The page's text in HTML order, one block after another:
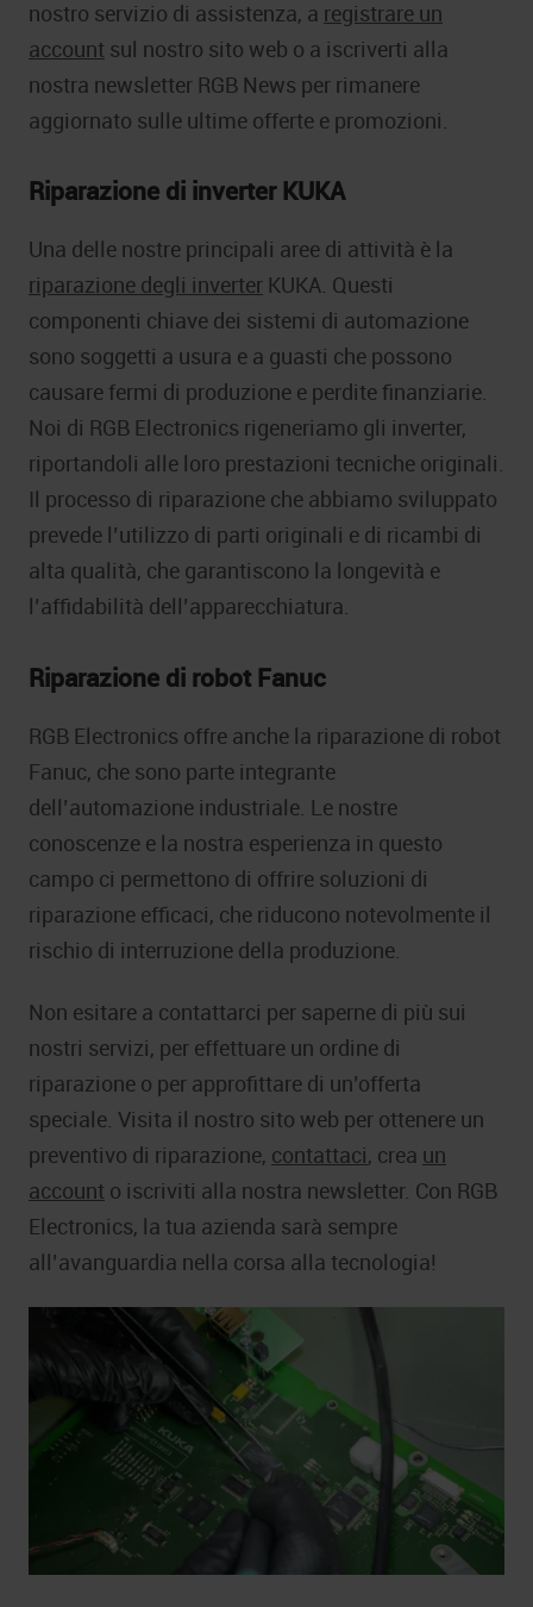
nostro servizio di assistenza, a registrare un
account sul nostro sito web o a iscriverti alla
nostra newsletter RGB News per rimanere
aggiornato sulle ultime offerte e promozioni.
Riparazione di inverter KUKA
Una delle nostre principali aree di attività è la
riparazione degli inverter KUKA. Questi
componenti chiave dei sistemi di automazione
sono soggetti a usura e a guasti che possono
causare fermi di produzione e perdite finanziarie.
Noi di RGB Electronics rigeneriamo gli inverter,
riportandoli alle loro prestazioni tecniche originali.
Il processo di riparazione che abbiamo sviluppato
prevede l’utilizzo di parti originali e di ricambi di
alta qualità, che garantiscono la longevità e
l’affidabilità dell’apparecchiatura.
Riparazione di robot Fanuc
RGB Electronics offre anche la riparazione di robot
Fanuc, che sono parte integrante
dell’automazione industriale. Le nostre
conoscenze e la nostra esperienza in questo
campo ci permettono di offrire soluzioni di
riparazione efficaci, che riducono notevolmente il
rischio di interruzione della produzione.
Non esitare a contattarci per saperne di più sui
nostri servizi, per effettuare un ordine di
riparazione o per approfittare di un’offerta
speciale. Visita il nostro sito web per ottenere un
preventivo di riparazione, contattaci, crea un
account o iscriviti alla nostra newsletter. Con RGB
Electronics, la tua azienda sarà sempre
all’avanguardia nella corsa alla tecnologia!